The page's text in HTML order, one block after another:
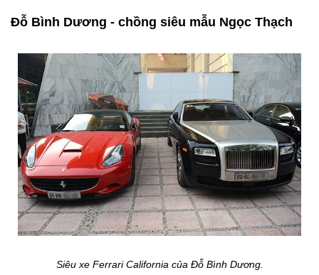
Đỗ Bình Dương - chồng siêu mẫu Ngọc Thạch
Siêu xe Ferrari California của Đỗ Bình Dương.